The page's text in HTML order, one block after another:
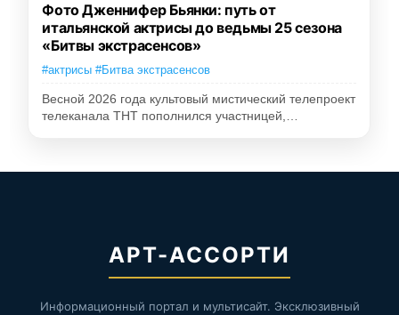
Фото Дженнифер Бьянки: путь от
итальянской актрисы до ведьмы 25 сезона
«Битвы экстрасенсов»
#актрисы #Битва экстрасенсов
Весной 2026 года культовый мистический телепроект
телеканала ТНТ пополнился участницей,…
АРТ-АССОРТИ
Информационный портал и мультисайт. Эксклюзивный